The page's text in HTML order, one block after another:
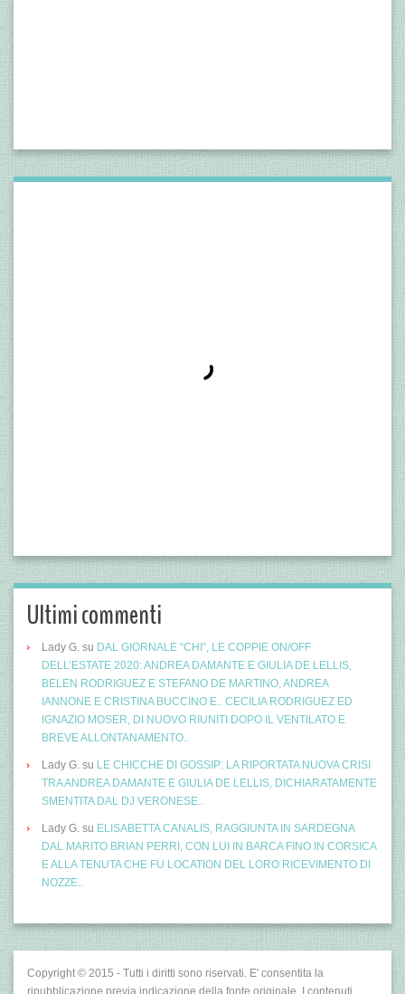
Ultimi commenti
Lady G. su DAL GIORNALE “CHI”, LE COPPIE ON/OFF
DELL’ESTATE 2020: ANDREA DAMANTE E GIULIA DE LELLIS,
BELEN RODRIGUEZ E STEFANO DE MARTINO, ANDREA
IANNONE E CRISTINA BUCCINO E.. CECILIA RODRIGUEZ ED
IGNAZIO MOSER, DI NUOVO RIUNITI DOPO IL VENTILATO E
BREVE ALLONTANAMENTO..
Lady G. su LE CHICCHE DI GOSSIP: LA RIPORTATA NUOVA CRISI
TRA ANDREA DAMANTE E GIULIA DE LELLIS, DICHIARATAMENTE
SMENTITA DAL DJ VERONESE..
Lady G. su ELISABETTA CANALIS, RAGGIUNTA IN SARDEGNA
DAL MARITO BRIAN PERRI, CON LUI IN BARCA FINO IN CORSICA
E ALLA TENUTA CHE FU LOCATION DEL LORO RICEVIMENTO DI
NOZZE..
Copyright © 2015 - Tutti i diritti sono riservati. E' consentita la
ripubblicazione previa indicazione della fonte originale. I contenuti